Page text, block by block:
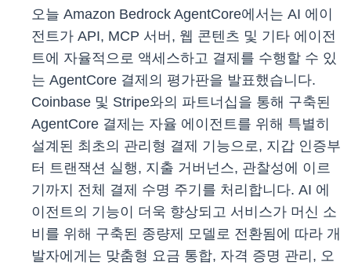
오늘 Amazon Bedrock AgentCore에서는 AI 에이
전트가 API, MCP 서버, 웹 콘텐츠 및 기타 에이전
트에 자율적으로 액세스하고 결제를 수행할 수 있
는 AgentCore 결제의 평가판을 발표했습니다.
Coinbase 및 Stripe와의 파트너십을 통해 구축된
AgentCore 결제는 자율 에이전트를 위해 특별히
설계된 최초의 관리형 결제 기능으로, 지갑 인증부
터 트랜잭션 실행, 지출 거버넌스, 관찰성에 이르
기까지 전체 결제 수명 주기를 처리합니다. AI 에
이전트의 기능이 더욱 향상되고 서비스가 머신 소
비를 위해 구축된 종량제 모델로 전환됨에 따라 개
발자에게는 맞춤형 요금 통합, 자격 증명 관리, 오